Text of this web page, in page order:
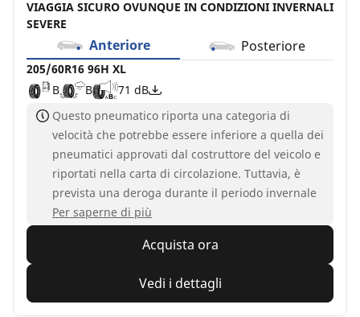
VIAGGIA SICURO OVUNQUE IN CONDIZIONI INVERNALI
SEVERE
Anteriore Posteriore
205/60R16 96H XL
B
B
71 dB
Questo pneumatico riporta una categoria di
velocità che potrebbe essere inferiore a quella dei
pneumatici approvati dal costruttore del veicolo e
riportati nella carta di circolazione. Tuttavia, è
prevista una deroga durante il periodo invernale
Per saperne di più
Acquista ora
Vedi i dettagli